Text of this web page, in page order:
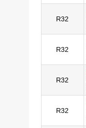
R32
R32
R32
R32